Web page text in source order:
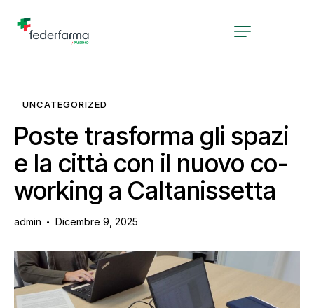
UNCATEGORIZED
Poste trasforma gli spazi
e la città con il nuovo co-
working a Caltanissetta
admin Dicembre 9, 2025